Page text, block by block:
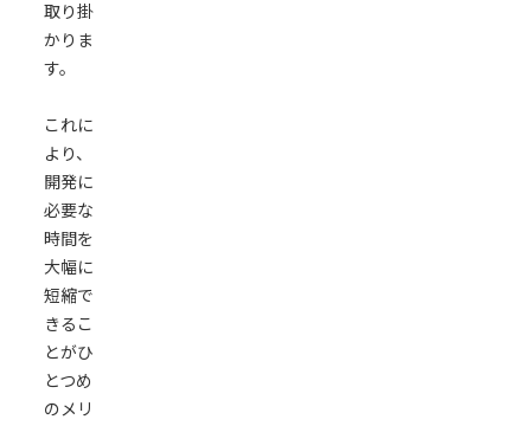
取り掛
かりま
す。
これに
より、
開発に
必要な
時間を
大幅に
短縮で
きるこ
とがひ
とつめ
のメリ